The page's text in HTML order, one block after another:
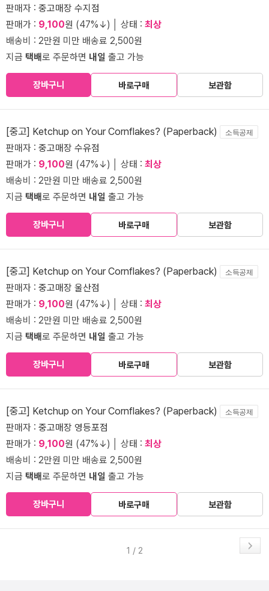
판매자 : 중고매장 수지점
판매가 : 9,100원 (47%↓) │ 상태 : 최상
배송비 : 2만원 미만 배송료 2,500원
지금 택배로 주문하면 내일 출고 가능
장바구니 바로구매 보관함
[중고] Ketchup on Your Cornflakes? (Paperback) 소득공제
판매자 : 중고매장 수유점
판매가 : 9,100원 (47%↓) │ 상태 : 최상
배송비 : 2만원 미만 배송료 2,500원
지금 택배로 주문하면 내일 출고 가능
장바구니 바로구매 보관함
[중고] Ketchup on Your Cornflakes? (Paperback) 소득공제
판매자 : 중고매장 울산점
판매가 : 9,100원 (47%↓) │ 상태 : 최상
배송비 : 2만원 미만 배송료 2,500원
지금 택배로 주문하면 내일 출고 가능
장바구니 바로구매 보관함
[중고] Ketchup on Your Cornflakes? (Paperback) 소득공제
판매자 : 중고매장 영등포점
판매가 : 9,100원 (47%↓) │ 상태 : 최상
배송비 : 2만원 미만 배송료 2,500원
지금 택배로 주문하면 내일 출고 가능
장바구니 바로구매 보관함
1 / 2